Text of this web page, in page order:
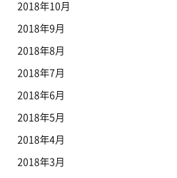
2018年10月
2018年9月
2018年8月
2018年7月
2018年6月
2018年5月
2018年4月
2018年3月